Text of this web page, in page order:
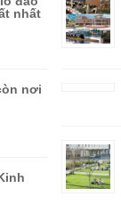
nhất
nơi